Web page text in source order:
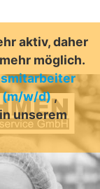
aktiv, daher
möglich.
(m/w/d),
unserem